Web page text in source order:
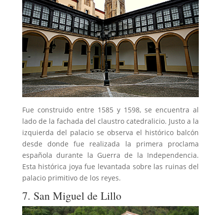
Fue construido entre 1585 y 1598, se encuentra al
lado de la fachada del claustro catedralicio. Justo a la
izquierda del palacio se observa el histórico balcón
desde donde fue realizada la primera proclama
española durante la Guerra de la Independencia.
Esta histórica joya fue levantada sobre las ruinas del
palacio primitivo de los reyes.
7. San Miguel de Lillo